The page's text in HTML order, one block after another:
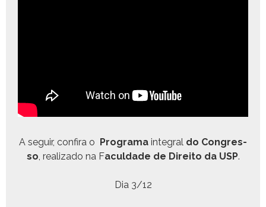
A seguir, con­fi­ra o Pro­gra­ma inte­gral do Con­gres­
so, real­iza­do na Facul­dade de Dire­ito da USP.
Dia 3/12